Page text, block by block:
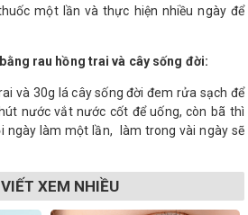
một lần và thực hiện nhiều ngày để
rau hồng trai và cây sống đời:
và 30g lá cây sống đời đem rửa sạch để
nước vắt nước cốt để uống, còn bã thì
ngày làm một lần, làm trong vài ngày sẽ
XEM NHIỀU